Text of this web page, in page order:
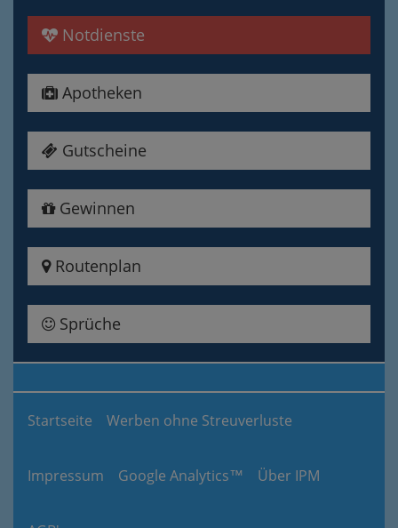
Notdienste
Apotheken
Gutscheine
Gewinnen
Routenplan
Sprüche
Startseite Werben ohne Streuverluste
Impressum Google Analytics™ Über IPM